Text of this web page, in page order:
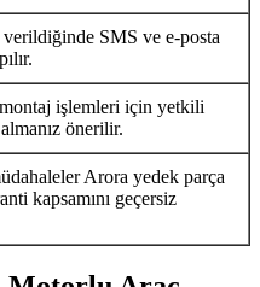
SMS ve e-posta
işlemleri için yetkili
önerilir.
Arora yedek parça
kapsamını geçersiz